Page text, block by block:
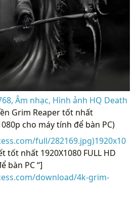
Âm nhạc, Hình ảnh HQ Death
Grim Reaper tốt nhất
cho máy tính để bàn PC)
full/282169.jpg)1920x10
tốt nhất 1920X1080 FULL HD
bàn PC “]
download/4k-grim-